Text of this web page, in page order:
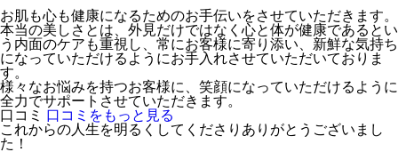
お肌も心も健康になるためのお手伝いをさせていただきます。
本当の美しさとは、外見だけではなく心と体が健康であるとい
う内面のケアも重視し、常にお客様に寄り添い、新鮮な気持ち
になっていただけるようにお手入れさせていただいておりま
す。
様々なお悩みを持つお客様に、笑顔になっていただけるように
全力でサポートさせていただきます。
口コミ 口コミをもっと見る
これからの人生を明るくしてくださりありがとうございまし
た！